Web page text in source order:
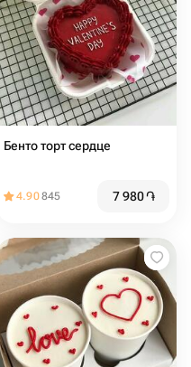
Бенто торт сердце
4.90845 7 980֏